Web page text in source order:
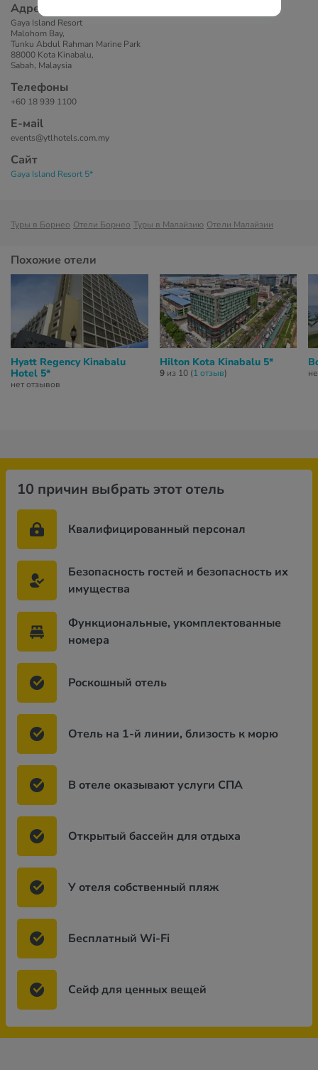
Адрес
Gaya Island Resort
Malohom Bay,
Tunku Abdul Rahman Marine Park
88000 Kota Kinabalu,
Sabah, Malaysia
Телефоны
+60 18 939 1100
Е-маil
events@ytlhotels.com.my
Сайт
Gaya Island Resort 5*
Туры в Борнео Отели Борнео Туры в Малайзию Отели Малайзии
Похожие отели
Hyatt Regency Kinabalu
Hotel 5*
нет отзывов
Hilton Kota Kinabalu 5*
9из 10 (1 отзыв)
10 причин выбрать этот отель
Квалифицированный персонал
Безопасность гостей и безопасность их
имущества
Функциональные, укомплектованные
номера
Роскошный отель
Отель на 1-й линии, близость к морю
В отеле оказывают услуги СПА
Открытый бассейн для отдыха
У отеля собственный пляж
Бесплатный Wi-Fi
Сейф для ценных вещей